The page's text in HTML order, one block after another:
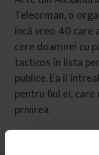
Teleorman, o
încă vreo 40 care
cere doamnei cu
tacticos în lista
publice. Ea îl
pentru fiul ei, care
privirea.